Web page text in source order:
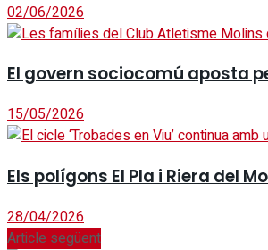
02/06/2026
El govern sociocomú aposta
15/05/2026
Els polígons El Pla i Riera del
28/04/2026
Article següent